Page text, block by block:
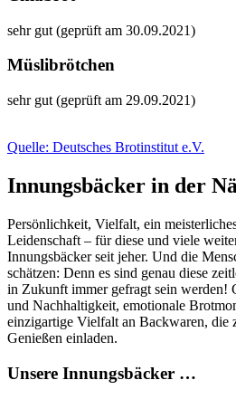
sehr gut (geprüft am 30.09.2021)
Müslibrötchen
sehr gut (geprüft am 29.09.2021)
Quelle: Deutsches Brotinstitut e.V.
Innungsbäcker in der
Persönlichkeit, Vielfalt, ein
Leidenschaft – für diese und viele
Innungsbäcker seit jeher. Und die
schätzen: Denn es sind genau diese
in Zukunft immer gefragt sein werden!
und Nachhaltigkeit, emotionale
einzigartige Vielfalt an Backwaren, die
Genießen einladen.
Unsere Innungsbäcker …